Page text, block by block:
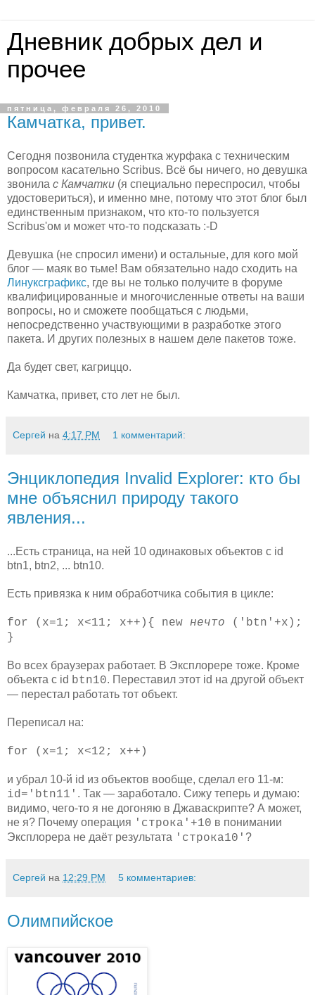
Дневник добрых дел и
прочее
пятница, февраля 26, 2010
Камчатка, привет.
Сегодня позвонила студентка журфака с техническим
вопросом касательно Scribus. Всё бы ничего, но девушка
звонила с Камчатки (я специально переспросил, чтобы
удостовериться), и именно мне, потому что этот блог был
единственным признаком, что кто-то пользуется
Scribus'ом и может что-то подсказать :-D
Девушка (не спросил имени) и остальные, для кого мой
блог — маяк во тьме! Вам обязательно надо сходить на
Линуксграфикс, где вы не только получите в форуме
квалифицированные и многочисленные ответы на ваши
вопросы, но и сможете пообщаться с людьми,
непосредственно участвующими в разработке этого
пакета. И других полезных в нашем деле пакетов тоже.
Да будет свет, кагриццо.
Камчатка, привет, сто лет не был.
Сергей на 4:17 PM 1 комментарий:
Энциклопедия Invalid Explorer: кто бы
мне объяснил природу такого
явления...
...Есть страница, на ней 10 одинаковых объектов с id
btn1, btn2, ... btn10.
Есть привязка к ним обработчика события в цикле:
for (x=1; x<11; x++){ new нечто ('btn'+x);
}
Во всех браузерах работает. В Эксплорере тоже. Кроме
объекта с id btn10. Переставил этот id на другой объект
— перестал работать тот объект.
Переписал на:
for (x=1; x<12; x++)
и убрал 10-й id из объектов вообще, сделал его 11-м:
id='btn11' . Так — заработало. Сижу теперь и думаю:
видимо, чего-то я не догоняю в Джаваскрипте? А может,
не я? Почему операция 'строка'+10 в понимании
Эксплорера не даёт результата 'строка10' ?
Сергей на 12:29 PM 5 комментариев:
Олимпийское